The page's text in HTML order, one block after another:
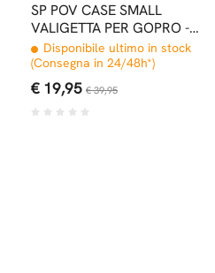
SP POV CASE SMALL
VALIGETTA PER GOPRO -
NERO
Disponibile ultimo in stock
(Consegna in 24/48h*)
€ 19,95 € 39,95